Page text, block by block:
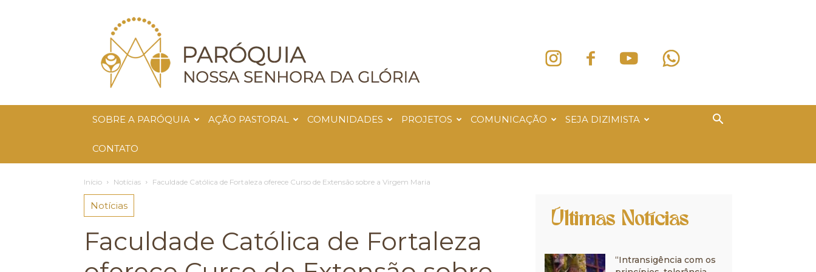
Paróquia
Nossa
Senhora
da
Glória
SOBRE A PARÓQUIA AÇÃO PASTORAL COMUNIDADES PROJETOS COMUNICAÇÃO SEJA DIZIMISTA
CONTATO
Início Notícias Faculdade Católica de Fortaleza oferece Curso de Extensão sobre a Virgem Maria
Notícias
Faculdade Católica de Fortaleza
Últimas Notícias
“Intransigência com os